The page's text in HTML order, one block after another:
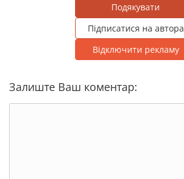
Подякувати
Підписатися на автора
Відключити рекламу
Залиште Ваш коментар: